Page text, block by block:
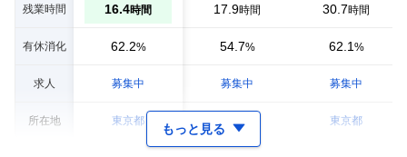
残業時間
有休消化
求人
所在地
16.4時間
62.2%
募集中
東京都
17.9時間
54.7%
募集中
東京都
30.7時間
62.1 %
募集中
東京都
もっと見る